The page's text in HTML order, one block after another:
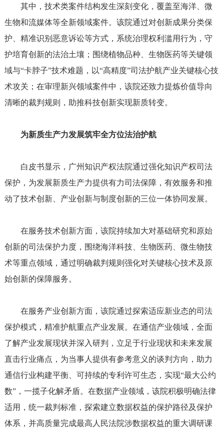
其中，技术类案件结构发生深刻变化，覆盖至海洋、微
生物和流媒体等全新领域案件。该院通过对创新成果分类保
护、精准识别恶意诉讼等方式，系统治理权利滥用行为，守
护培育创新的法治土壤；围绕植物品种、生物医药等关键领
域与“卡脖子”技术难题，以“高精度”司法护航产业关键核心技
术攻关；在审理新兴领域案件中，该院还致力提炼价值导向
清晰的裁判规则，助推科技创新实现新质转变。
为新质生产力发展筑牢全方位法治护航
白皮书显示，广州知识产权法院通过强化知识产权司法
保护，为发展新质生产力提供有力司法保障，有效服务和推
动了技术创新、产业创新与制度创新的三位一体协同发展。
在服务技术创新方面，该院持续加大对基础研究和原始
创新的司法保护力度，围绕海洋科技、生物医药、微生物技
术等重点领域，通过明确裁判规则强化对关键核心技术及原
始创新的保障服务。
在服务产业创新方面，该院通过探索适应新业态的司法
保护模式，精准护航重点产业发展。在通信产业领域，全面
了解产业发展现状并深入研判，立足于行业现状和未来发展
直击行业痛点，为当事人提供有参考意义的谈判方向，助力
通信行业构建平衡、可持续的专利许可生态，实现“最大公约
数”，一揽子化解矛盾。在数据产业领域，该院积极明确法律
适用，统一裁判标准，探索建立数据权益的保护路径及保护
体系，并高质量完成最高人民法院涉数据权益的重大调研课